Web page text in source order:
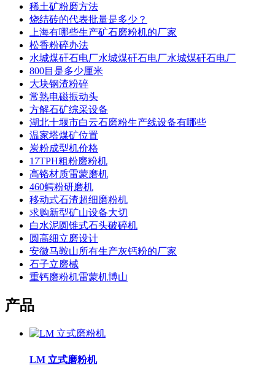
稀土矿粉磨方法
烧结砖的代表批量是多少？
上海有哪些生产矿石磨粉机的厂家
松香粉碎办法
水城煤矸石电厂水城煤矸石电厂水城煤矸石电厂
800目是多少厘米
大块钢渣粉碎
常熟电磁振动头
方解石矿综采设备
湖北十堰市白云石磨粉生产线设备有哪些
温家塔煤矿位置
炭粉成型机价格
17TPH粗粉磨粉机
高铬材质雷蒙磨机
460鳄粉研磨机
移动式石渣超细磨粉机
求购新型矿山设备大切
白水泥圆锥式石头破碎机
圆高细立磨设计
安徽马鞍山所有生产灰钙粉的厂家
石子立磨械
重钙磨粉机雷蒙机博山
产品
LM 立式磨粉机